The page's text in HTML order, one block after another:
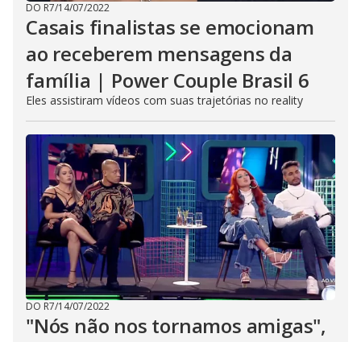
DO R7/14/07/2022
Casais finalistas se emocionam
ao receberem mensagens da
família | Power Couple Brasil 6
Eles assistiram vídeos com suas trajetórias no reality
DO R7/14/07/2022
"Nós não nos tornamos amigas",